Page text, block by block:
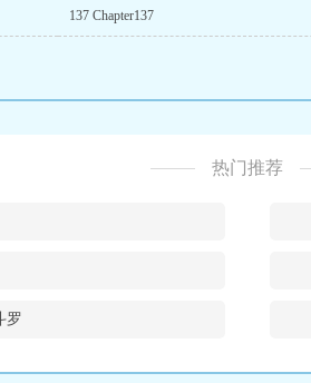
137 Chapter137
热门推荐
罗